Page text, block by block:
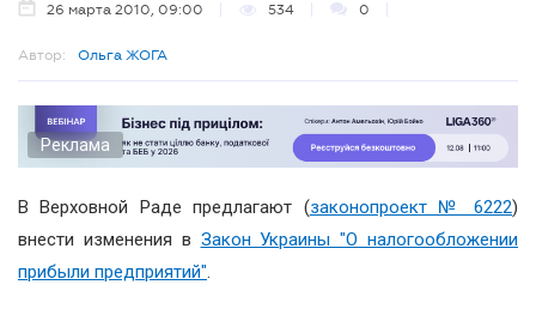
26 марта 2010, 09:00 534 0
Автор: Ольга ЖОГА
Реклама
В Верховной Раде предлагают (законопроект № 6222)
внести изменения в Закон Украины "О налогообложении
прибыли предприятий".